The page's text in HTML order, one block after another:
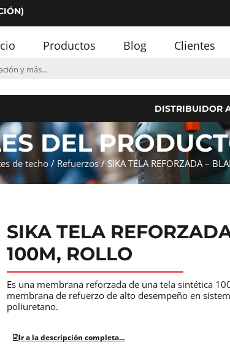
Productos Blog Clientes
DISTRIBUIDOR
DEL
de techo/ Refuerzos/ SIKA TELA REFORZADA –
SIKA TELA
100M, ROLLO
Es una membrana reforzada de una tela sintética
membrana de refuerzo de alto desempeño en
poliuretano.
Ir a la descripción completa...